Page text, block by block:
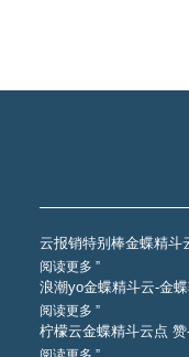
云报销特别棒金蝶精斗
阅读更多 ”
浪潮yo金蝶精斗云-金
阅读更多 ”
柠檬云金蝶精斗云点